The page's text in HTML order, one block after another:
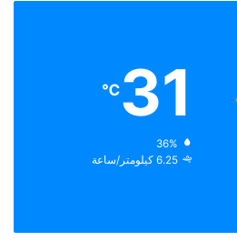
31
℃
الرطوبة:
الرياح:6.25 كيلومتر/ساعة